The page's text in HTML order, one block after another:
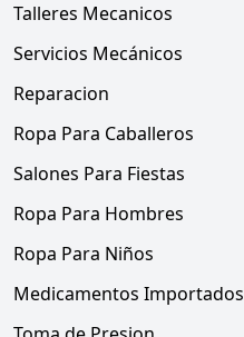
Talleres Mecanicos
Servicios Mecánicos
Reparacion
Ropa Para Caballeros
Salones Para Fiestas
Ropa Para Hombres
Ropa Para Niños
Medicamentos Importados